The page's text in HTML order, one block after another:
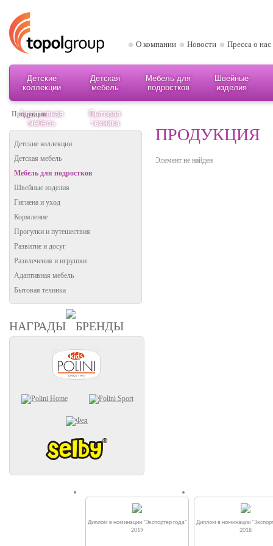
О компании Новости Пресса о нас
Детские
коллекции
Детская
мебель
Мебель для
подростков
Швейные
изделия
Адаптивная
мебель
Бытовая
техника
Продукция
Детские коллекции
Детская мебель
Мебель для подростков
Швейные изделия
Гигиена и уход
Кормление
Прогулки и путешествия
Развитие и досуг
Развлечения и игрушки
Адаптивная мебель
Бытовая техника
НАГРАДЫ БРЕНДЫ
ПРОДУКЦИЯ
Элемент не найден
Диплом в номинации "Экспортер года"
2019
Диплом в номинации
2018